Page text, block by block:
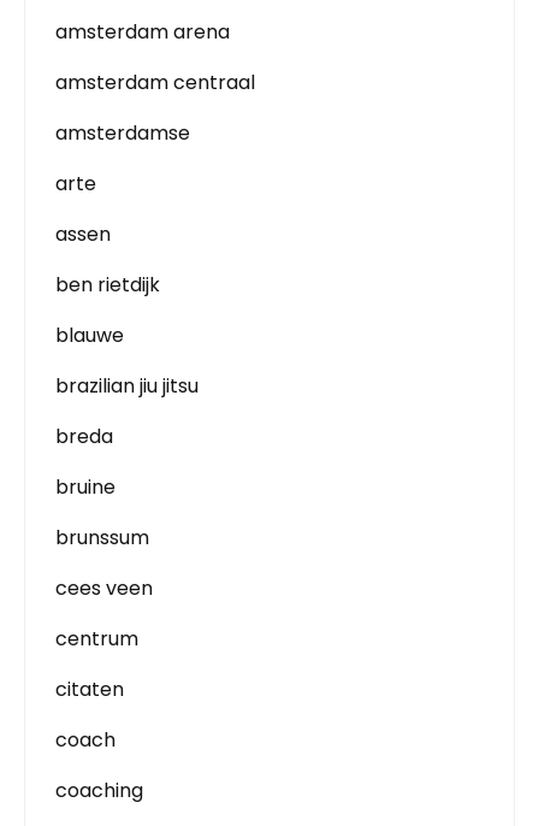
amsterdam arena
amsterdam centraal
amsterdamse
arte
assen
ben rietdijk
blauwe
brazilian jiu jitsu
breda
bruine
brunssum
cees veen
centrum
citaten
coach
coaching